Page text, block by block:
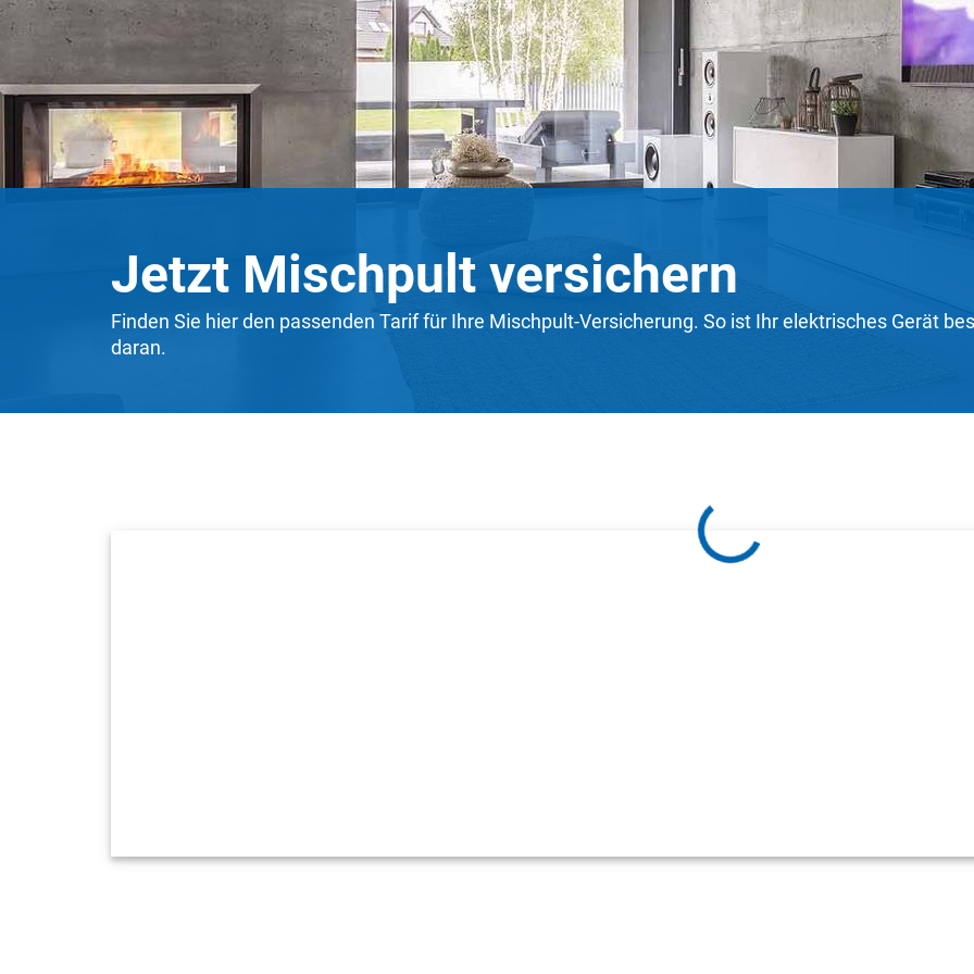
Jetzt Mischpult versichern
Finden Sie hier den passenden Tarif für Ihre Mischpult-Versicherung. So ist Ihr elektrisches Gerät
daran.